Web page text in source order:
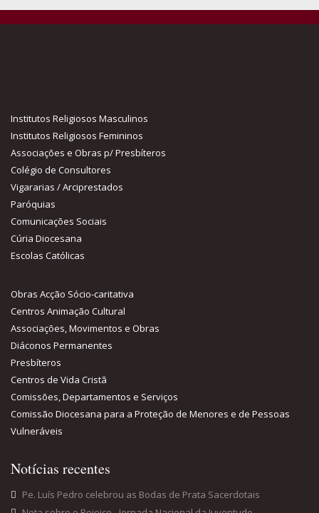
Institutos Religiosos Masculinos
Institutos Religiosos Femininos
Associações e Obras p/ Presbíteros
Colégio de Consultores
Vigararias / Arciprestados
Paróquias
Comunicações Sociais
Cúria Diocesana
Escolas Católicas
Obras Acção Sócio-caritativa
Centros Animação Cultural
Associações, Movimentos e Obras
Diáconos Permanentes
Presbíteros
Centros de Vida Cristã
Comissões, Departamentos e Serviços
Comissão Diocesana para a Proteção de Menores e de Pessoas
Vulneráveis
Notícias recentes
Pe. Luís Pedro celebrou as Bodas de Prata Sacerdotais